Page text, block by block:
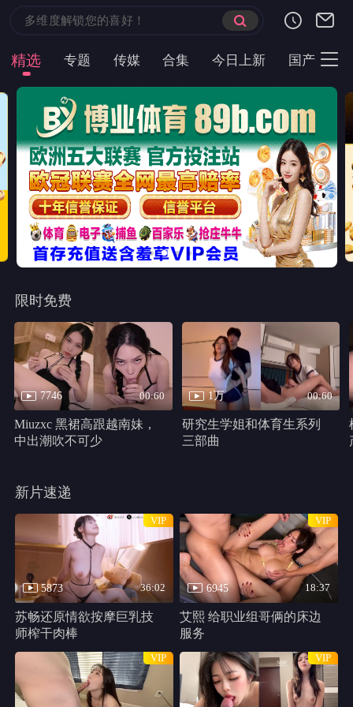
首页 现代言情 都市短剧 云短榜单 最近更新
千万别松手 HD
主演： 哈莉·贝瑞,克里斯汀·帕克,马修·凯文·安德森,史蒂芬妮·拉文
尼,Percy,Daggs,IV,安东尼·B.詹金斯,Cadence,Compton
共 1 集
千万别松手 线路1